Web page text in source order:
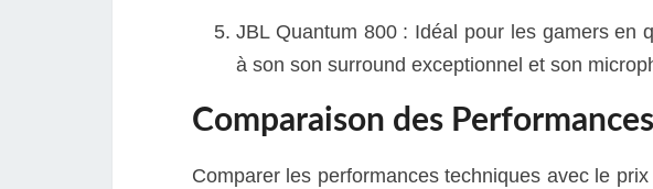
JBL Quantum 800 : Idéal pour les gamers en
à son son surround exceptionnel et son
Comparaison des
Comparer les performances techniques avec le